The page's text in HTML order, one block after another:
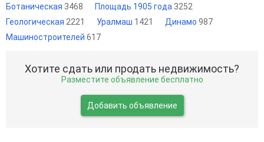
Ботаническая 3468 Площадь 1905 года 3252
Геологическая 2221 Уралмаш 1421 Динамо 987
Машиностроителей 617
Хотите сдать или продать недвижимость?
Разместите объявление бесплатно
Добавить объявление